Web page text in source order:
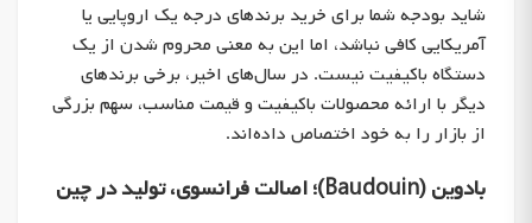
شاید بودجه شما برای خرید برندهای درجه یک اروپایی یا
آمریکایی کافی نباشد، اما این به معنی محروم شدن از یک
دستگاه باکیفیت نیست. در سال‌های اخیر، برخی برندهای
دیگر با ارائه محصولات باکیفیت و قیمت مناسب، سهم بزرگی
از بازار را به خود اختصاص داده‌اند.
بادوین (Baudouin)؛ اصالت فرانسوی، تولید در چین